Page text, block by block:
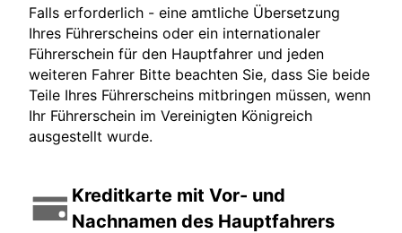
Falls erforderlich - eine amtliche Übersetzung
Ihres Führerscheins oder ein internationaler
Führerschein für den Hauptfahrer und jeden
weiteren Fahrer Bitte beachten Sie, dass Sie beide
Teile Ihres Führerscheins mitbringen müssen, wenn
Ihr Führerschein im Vereinigten Königreich
ausgestellt wurde.
Kreditkarte mit Vor- und
Nachnamen des Hauptfahrers